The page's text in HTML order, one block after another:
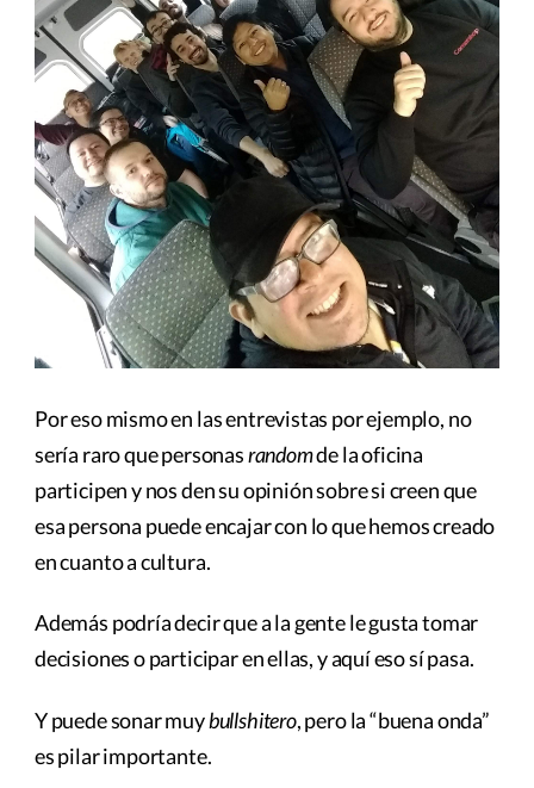
Por eso mismo en las entrevistas por ejemplo, no
sería raro que personasrandomde la oficina
participen y nos den su opinión sobre si creen que
esa persona puede encajar con lo que hemos creado
en cuanto a cultura.
Además podría decir que a la gente le gusta tomar
decisiones o participar en ellas, y aquí eso sí pasa.
Y puede sonar muybullshitero, pero la “buena onda”
es pilar importante.